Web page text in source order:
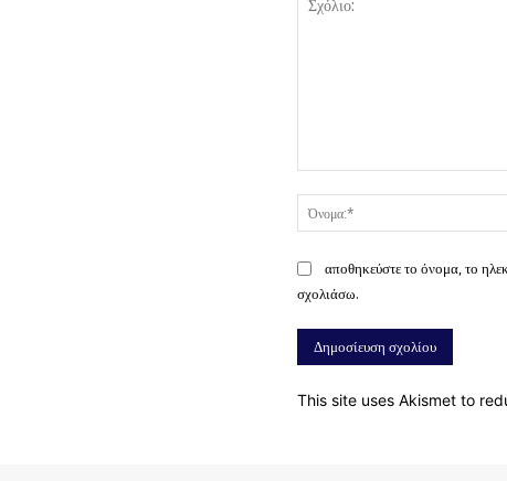
αποθηκεύστε το όνομα, το
σχολιάσω.
This site uses Akismet to